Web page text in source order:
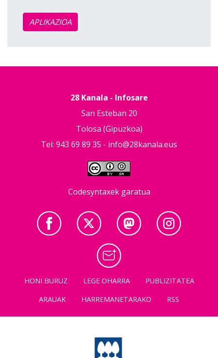
APLIKAZIOA
28 Kanala - Infosare
San Esteban 20
Tolosa (Gipuzkoa)
Tel: 943 69 89 35 - info@28kanala.eus
Codesyntaxek garatua
HONI BURUZ LEGE OHARRA
PUBLIZITATEA
ARAUAK
HARREMANETARAKO RSS